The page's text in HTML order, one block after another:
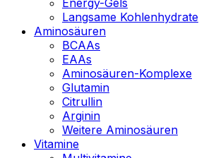
Langsame Kohlenhydrate
Aminosäuren
BCAAs
EAAs
Aminosäuren-Komplexe
Glutamin
Citrullin
Arginin
Weitere Aminosäuren
Vitamine